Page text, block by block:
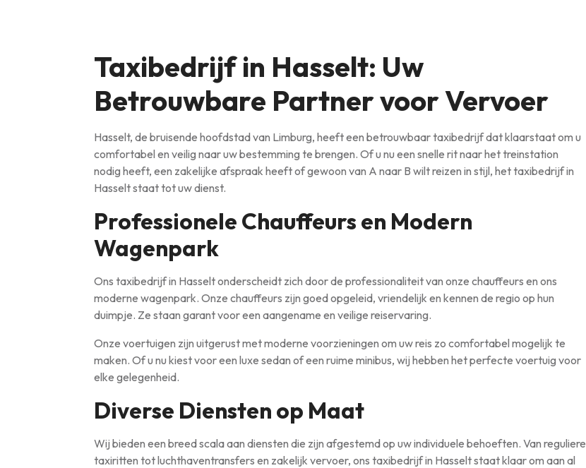
Taxibedrijf in Hasselt: Uw
Betrouwbare Partner voor Vervoer
Hasselt, de bruisende hoofdstad van Limburg, heeft een betrouwbaar taxibedrijf dat klaarstaat om u
comfortabel en veilig naar uw bestemming te brengen. Of u nu een snelle rit naar het treinstation
nodig heeft, een zakelijke afspraak heeft of gewoon van A naar B wilt reizen in stijl, het taxibedrijf in
Hasselt staat tot uw dienst.
Professionele Chauffeurs en Modern
Wagenpark
Ons taxibedrijf in Hasselt onderscheidt zich door de professionaliteit van onze chauffeurs en ons
moderne wagenpark. Onze chauffeurs zijn goed opgeleid, vriendelijk en kennen de regio op hun
duimpje. Ze staan garant voor een aangename en veilige reiservaring.
Onze voertuigen zijn uitgerust met moderne voorzieningen om uw reis zo comfortabel mogelijk te
maken. Of u nu kiest voor een luxe sedan of een ruime minibus, wij hebben het perfecte voertuig voor
elke gelegenheid.
Diverse Diensten op Maat
Wij bieden een breed scala aan diensten die zijn afgestemd op uw individuele behoeften. Van reguliere
taxiritten tot luchthaventransfers en zakelijk vervoer, ons taxibedrijf in Hasselt staat klaar om aan al